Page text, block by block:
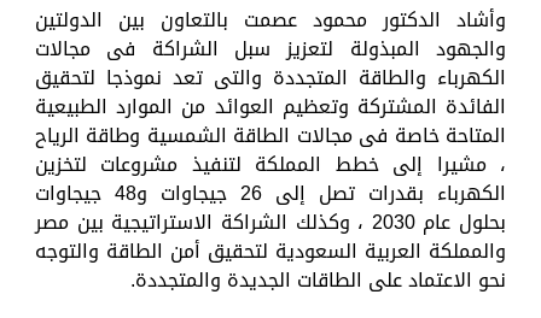
وأشاد الدكتور محمود عصمت بالتعاون بين الدولتين
والجهود المبذولة لتعزيز سبل الشراكة فى مجالات
الكهرباء والطاقة المتجددة والتى تعد نموذجا لتحقيق
الفائدة المشتركة وتعظيم العوائد من الموارد الطبيعية
المتاحة خاصة فى مجالات الطاقة الشمسية وطاقة الرياح
، مشيرا إلى خطط المملكة لتنفيذ مشروعات لتخزين
الكهرباء بقدرات تصل إلى 26 جيجاوات و48 جيجاوات
بحلول عام 2030 ، وكذلك الشراكة الاستراتيجية بين مصر
والمملكة العربية السعودية لتحقيق أمن الطاقة والتوجه
نحو الاعتماد على الطاقات الجديدة والمتجددة.